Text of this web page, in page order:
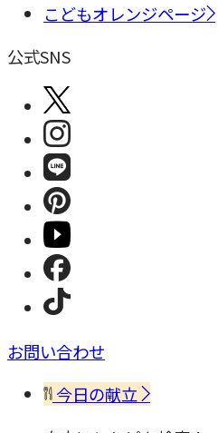
こどもオレンジページ
公式SNS
お問い合わせ
今日の献立